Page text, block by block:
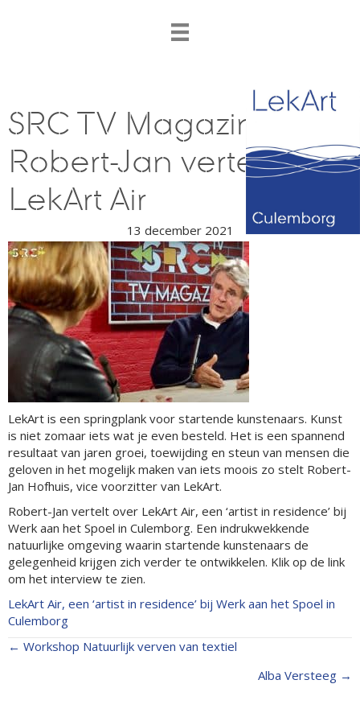
SRC TV Magazine –
Robert-Jan vertelt over
LekArt Air
13 december 2021
LekArt is een springplank voor startende kunstenaars. Kunst
is niet zomaar iets wat je even besteld. Het is een spannend
resultaat van jaren groei, toewijding en steun van mensen die
geloven in het mogelijk maken van iets moois zo stelt Robert-
Jan Hofhuis, vice voorzitter van LekArt.
Robert-Jan vertelt over LekArt Air, een ‘artist in residence’ bij
Werk aan het Spoel in Culemborg. Een indrukwekkende
natuurlijke omgeving waarin startende kunstenaars de
gelegenheid krijgen zich verder te ontwikkelen. Klik op de link
om het interview te zien.
LekArt Air, een ‘artist in residence’ bij Werk aan het Spoel in
Culemborg
Posts
← Workshop Natuurlijk verven van textiel
Alba Versteeg →